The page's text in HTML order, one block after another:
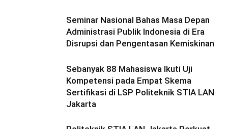
Seminar Nasional Bahas Masa Depan
Administrasi Publik Indonesia di Era
Disrupsi dan Pengentasan Kemiskinan
Sebanyak 88 Mahasiswa Ikuti Uji
Kompetensi pada Empat Skema
Sertifikasi di LSP Politeknik STIA LAN
Jakarta